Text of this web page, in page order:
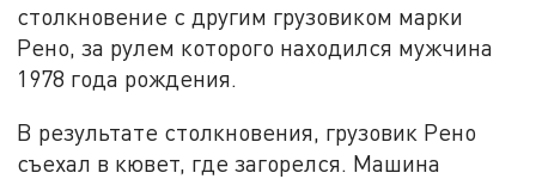
столкновение с другим грузовиком марки
Рено, за рулем которого находился мужчина
1978 года рождения.
В результате столкновения, грузовик Рено
съехал в кювет, где загорелся. Машина